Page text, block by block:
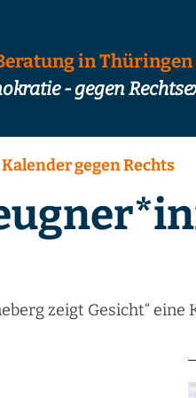
in Thüringen
- gegen
Kalender gegen Rechts
zeigt Gesicht“ eine